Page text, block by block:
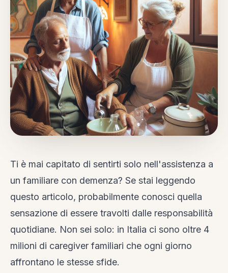
Ti è mai capitato di sentirti solo nell'assistenza a
un familiare con demenza? Se stai leggendo
questo articolo, probabilmente conosci quella
sensazione di essere travolti dalle responsabilità
quotidiane. Non sei solo: in Italia ci sono oltre 4
milioni di caregiver familiari che ogni giorno
affrontano le stesse sfide.